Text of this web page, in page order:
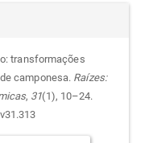
transformações
camponesa. Raízes:
, 31(1), 10–24.